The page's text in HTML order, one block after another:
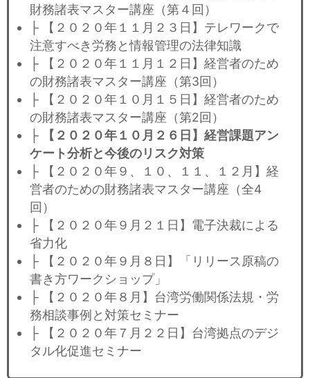
財務諸表マスター講座（第４回）
├ 【２０２０年１１月２３日】テレワークで
注意すべき労務と情報管理の法律知識
├ 【２０２０年１１月１２日】経営者のため
の財務諸表マスター講座（第3回）
├ 【２０２０年１０月１５日】経営者のため
の財務諸表マスター講座（第2回）
├
【２０２０年１０月２６日】経営課題アン
ケート分析と今後のリスク対策
├ 【２０２０年９、１０、１１、１２月】経
営者のための財務諸表マスター講座（全4
回）
├ 【２０２０年９月２１日】電子決裁による
省力化
├ 【２０２０年９月８日】「リリース原稿の
書き方ワークショップ」
├ 【２０２０年８月】台湾労働関係法規・労
務相談事例と対策セミナー
├ 【２０２０年７月２２日】台湾拠点のデジ
タル化促進セミナー